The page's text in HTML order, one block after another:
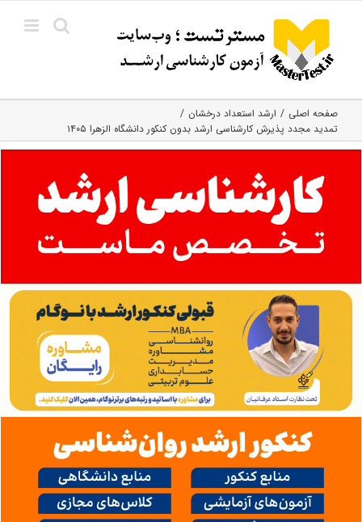
content
صفحه اصلی
ارشد استعداد درخشان
تمدید مجدد پذیرش کارشناسی ارشد بدون کنکور دانشگاه الزهرا ۱۴۰۵